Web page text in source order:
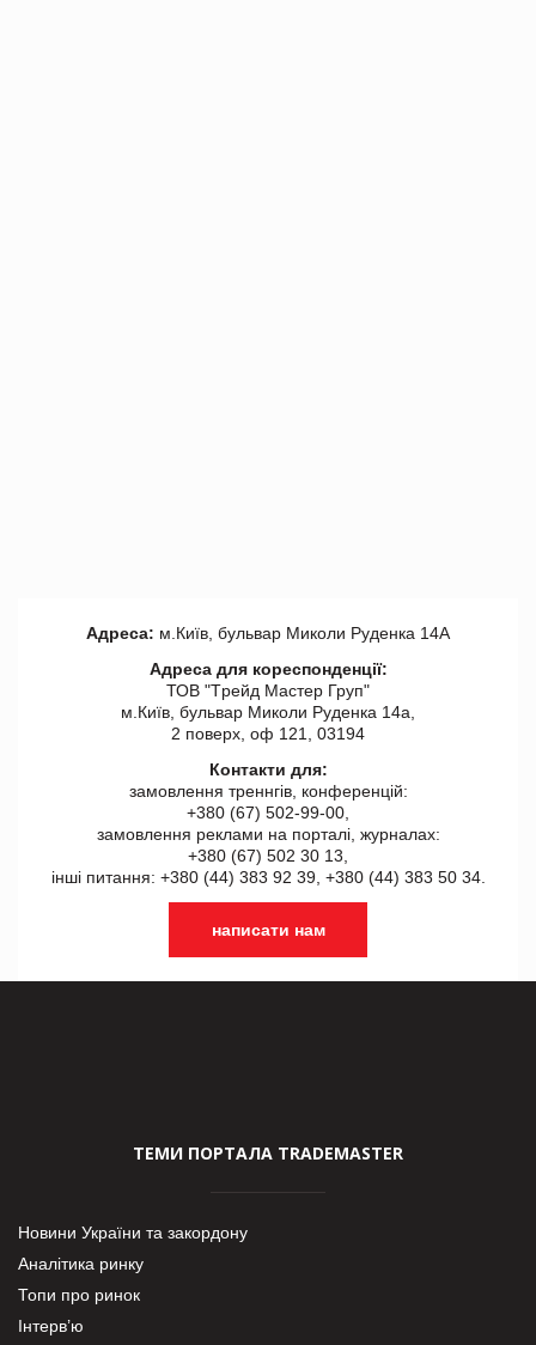
Адреса: м.Київ, бульвар Миколи Руденка 14А
Адреса для кореспонденції:
ТОВ "Tрейд Мастер Груп"
м.Київ, бульвар Миколи Руденка 14а,
2 поверх, оф 121, 03194
Контакти для:
замовлення треннгів, конференцій:
+380 (67) 502-99-00,
замовлення реклами на порталі, журналах:
+380 (67) 502 30 13,
інші питання: +380 (44) 383 92 39, +380 (44) 383 50 34.
написати нам
ТЕМИ ПОРТАЛА TRADEMASTER
Новини України та закордону
Аналітика ринку
Топи про ринок
Інтерв’ю